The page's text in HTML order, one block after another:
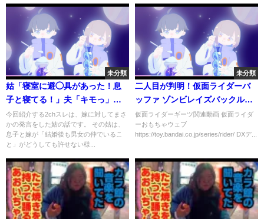
未分類
姑「寝室に避◯具があった！息
子と寝てる！」夫「キモっ」舅
「病院に連れて行こう」【2ch修
羅場スレ・ゆっくり解説】
今回紹介する2chスレは、嫁に対してまさ
かの発言をした姑の話です。 その姑は、
息子と嫁が「結婚後も男女の仲でいるこ
と」がどうしても許せない様...
未分類
二人目が判明！仮面ライダーバ
ッファ ゾンビレイズバックルで
変身！レジェンド商品ある！リ
バイスバックルはレックスゲノ
ム変身音が鳴る！DXデザイアド
仮面ライダーギーツ関連動画 仮面ライダ
ーおもちゃウェブ
https://toy.bandai.co.jp/series/rider/ DXデ...